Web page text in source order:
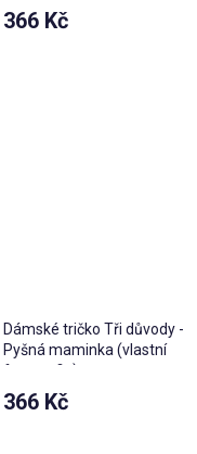
366 Kč
Dámské tričko Tři důvody -
Pyšná maminka (vlastní
fotografie)
366 Kč